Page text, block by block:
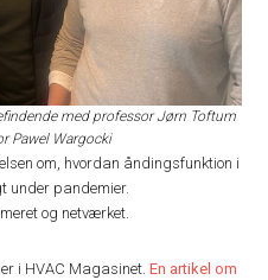
med professor Jørn Toftum
Pawel Wargocki
om, hvordan åndingsfunktion i
under pandemier.
og netværket.
i HVAC Magasinet.En artikel om